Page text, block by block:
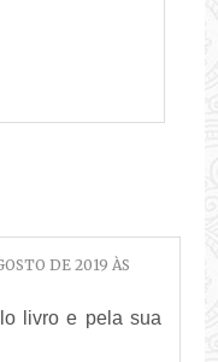
DE 2019 ÀS
livro e pela sua